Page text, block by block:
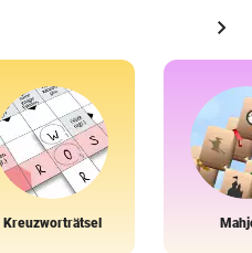
chevron_right
Kreuzworträtsel